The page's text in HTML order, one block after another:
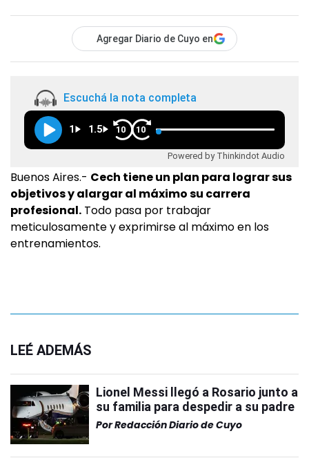
Agregar Diario de Cuyo en
Escuchá la nota completa
1 1.5 10 10
Powered by Thinkindot Audio
Buenos Aires.- Cech tiene un plan para lograr sus
objetivos y alargar al máximo su carrera
profesional. Todo pasa por trabajar
meticulosamente y exprimirse al máximo en los
entrenamientos.
LEÉ ADEMÁS
Lionel Messi llegó a Rosario junto a
su familia para despedir a su padre
PorRedacción Diario de Cuyo